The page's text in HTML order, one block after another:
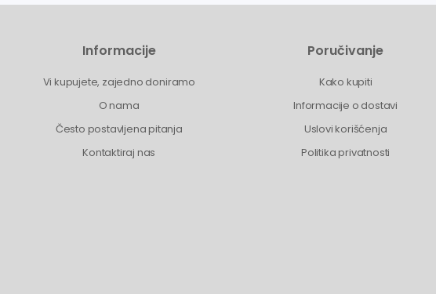
Informacije
Vi kupujete, zajedno doniramo
O nama
Često postavljena pitanja
Kontaktiraj nas
Poručivanje
Kako kupiti
Informacije o dostavi
Uslovi korišćenja
Politika privatnosti